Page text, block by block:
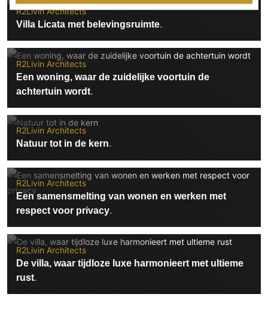
Binnenzwembaden
Wijnkelder en wijnkasten
R2Livin Architects
Villa Licata met belevingsruimte
R2Livin Architects
Een woning, waar de zuidelijke voortuin de
achtertuin wordt
R2Livin Architects
Natuur tot in de kern
R2Livin Architects
Een samensmelting van wonen en werken met
respect voor privacy
R2Livin Architects
De villa, waar tijdloze luxe harmonieert met ultieme
rust